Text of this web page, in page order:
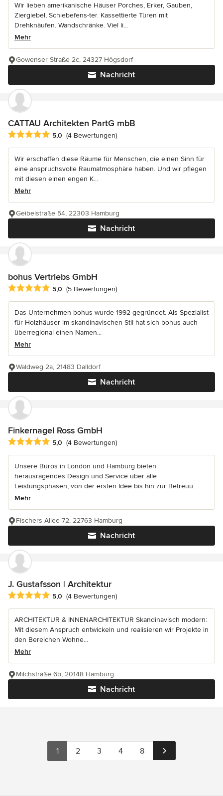
Wir lieben amerikanische Häuser Porches, Erker, Gauben,
Ziergiebel, Schiebefens-ter. Kassettierte Türen mit
Drehknäufen. Wandschränke. Viel li...
Mehr
Nachricht
Gowenser Straße 2c, 24327 Högsdorf
CATTAU Architekten PartG mbB
Durchschnittliche Bewertung: 5 von 5 Sternen
5,0 (4 Bewertungen)
Wir erschaffen diese Räume für Menschen, die einen Sinn für
eine anspruchsvolle Raumatmosphäre haben. Und wir pflegen
mit diesen einen engen K...
Mehr
Nachricht
Geibelstraße 54, 22303 Hamburg
bohus Vertriebs GmbH
Durchschnittliche Bewertung: 5 von 5 Sternen
5,0 (5 Bewertungen)
Das Unternehmen bohus wurde 1992 gegründet. Als Spezialist
für Holzhäuser im skandinavischen Stil hat sich bohus auch
überregional einen Namen...
Mehr
Nachricht
Waldweg 2a, 21483 Dalldorf
Finkernagel Ross GmbH
Durchschnittliche Bewertung: 5 von 5 Sternen
5,0 (4 Bewertungen)
Unsere Büros in London und Hamburg bieten
herausragendes Design und Service über alle
Leistungsphasen, von der ersten Idee bis hin zur Betreuu...
Mehr
Nachricht
Fischers Allee 72, 22763 Hamburg
J. Gustafsson | Architektur
Durchschnittliche Bewertung: 5 von 5 Sternen
5,0 (4 Bewertungen)
ARCHITEKTUR & INNENARCHITEKTUR Skandinavisch modern:
Mit diesem Anspruch entwickeln und realisieren wir Projekte in
den Bereichen Wohne...
Mehr
Nachricht
Milchstraße 6b, 20148 Hamburg
1 2 3 4 8